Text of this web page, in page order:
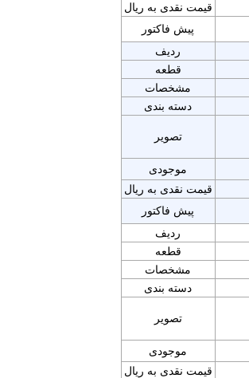
قیمت نقدی به ریال
پیش فاکتور
ردیف
قطعه
مشخصات
دسته بندی
تصویر
موجودی
قیمت نقدی به ریال
پیش فاکتور
ردیف
قطعه
مشخصات
دسته بندی
تصویر
موجودی
قیمت نقدی به ریال